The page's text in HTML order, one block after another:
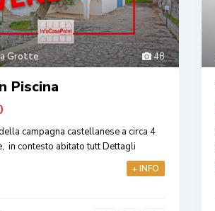
48
Grotte
Piscina
campagna castellanese a circa 4
in contesto abitato tuttDettagli
+ INFO